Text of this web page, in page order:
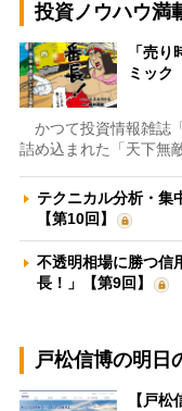
投資ノウハウ満
「売
ミック
かつて投資情報雑誌
詰め込まれた「天下無
テクニカル分析・集
【第10回】
不透明相場に勝つ
長！」【第9回】
戸松信博の明日
【戸